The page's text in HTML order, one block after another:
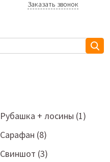
Заказать звонок
Рубашка + лосины (1)
Сарафан (8)
Свиншот (3)